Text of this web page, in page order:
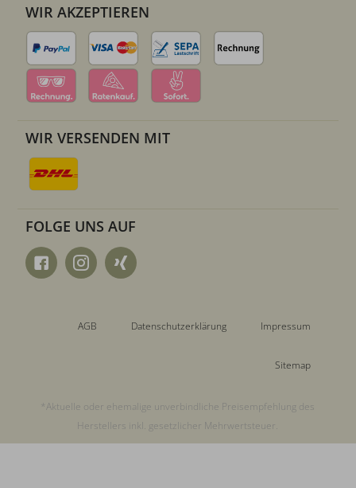
WIR AKZEPTIEREN
WIR VERSENDEN MIT
FOLGE UNS AUF
AGB Datenschutzerklärung Impressum
Sitemap
*Aktuelle oder ehemalige unverbindliche Preisempfehlung des
Herstellers inkl. gesetzlicher Mehrwertsteuer.